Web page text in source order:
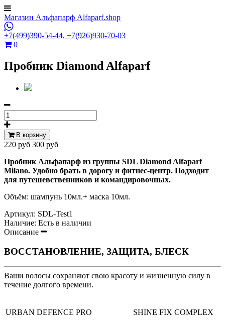
Магазин Альфапарф Alfaparf.shop
+7(499)390-54-44, +7(926)930-70-03
0
Пробник Diamond Alfaparf
В корзину
220 руб 300 руб
Пробник Альфапарф из группы SDL Diamond Alfaparf
Milano. Удобно брать в дорогу и фитнес-центр. Подходит
для путешевственников и командировочных.
Объём: шампунь 10мл.+ маска 10мл.
Артикул: SDL-Test1
Наличие: Есть в наличии
Описание
ВОССТАНОВЛЕНИЕ, ЗАЩИТА, БЛЕСК
Ваши волосы сохраняют свою красоту и жизненную силу в
течение долгого времени.
URBAN DEFENCE PRO
SHINE FIX COMPLEX